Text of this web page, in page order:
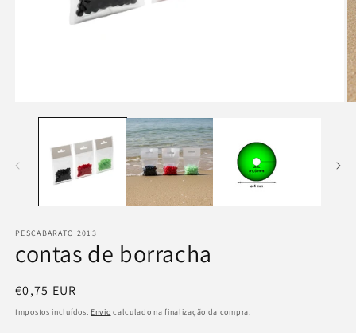
conteúdo
modal
PESCABARATO 2013
contas de borracha
Preço
normal
€0,75 EUR
Impostos incluídos. Envio calculado na finalização da compra.